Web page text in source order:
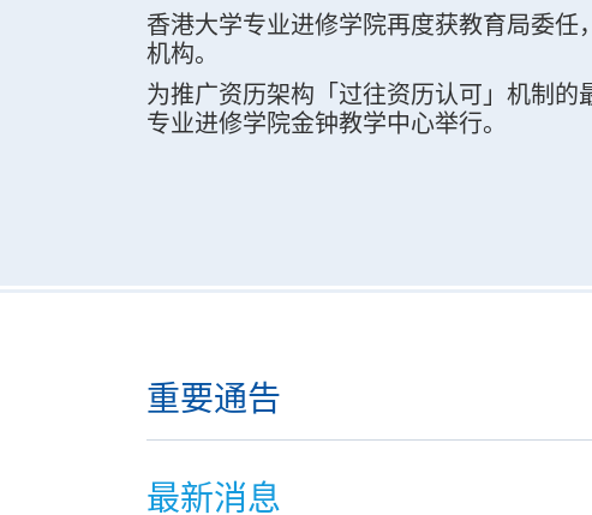
香港大学专业进修学院再度获教育局委任
机构。
为推广资历架构「过往资历认可」机制
专业进修学院金钟教学中心举行。
重要通告
最新消息